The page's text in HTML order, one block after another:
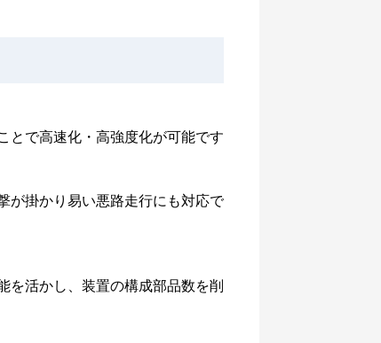
とで高速化・高強度化が可能です
が掛かり易い悪路走行にも対応で
を活かし、装置の構成部品数を削